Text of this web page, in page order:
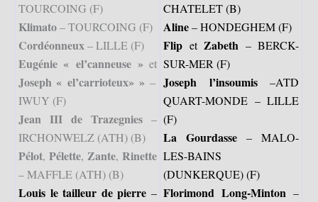
TOURCOING (F)
Klimato– TOURCOING (F)
Cordéonneux– LILLE (F)
Eugénie « el’canneuse » et
Joseph « el’carrioteux» » –
IWUY (F)
Jean III de Trazegnies –
IRCHONWELZ (ATH) (B)
Pélot,Pélette, Zante,Rinette
– MAFFLE (ATH) (B)
Louis le tailleur de pierre –
CHATELET (B)
Aline– HONDEGHEM (F)
Flip etZabeth – BERCK-
SUR-MER (F)
Joseph l’insoumis–ATD
QUART-MONDE – LILLE
(F)
La Gourdasse – MALO-
LES-BAINS
(DUNKERQUE) (F)
Florimond Long-Minton –